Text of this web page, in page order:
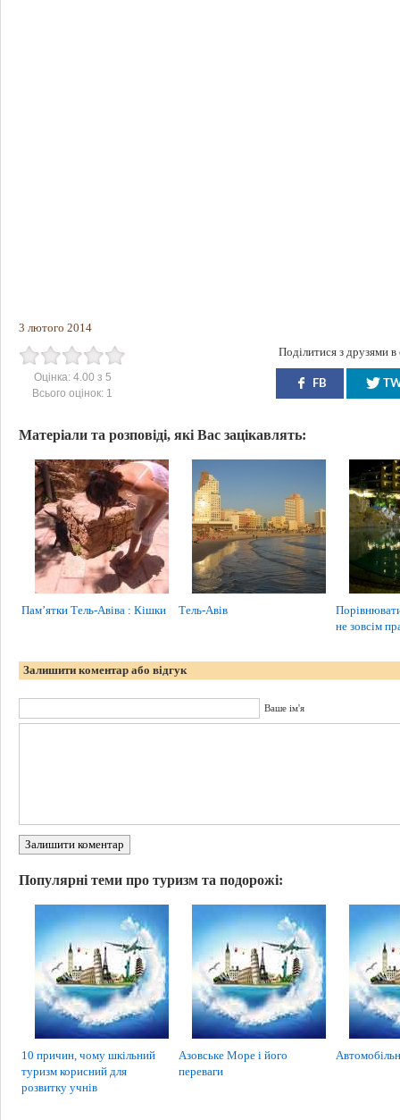
3 лютого 2014
Оцінка: 4.00 з 5
Всього оцінок: 1
Поділитися з друзями
FB
Матеріали та розповіді, які Вас зацікавлять:
Пам’ятки Тель-Авіва : Кішки Тель-Авів
не зовсім
Залишити коментар або відгук
Ваше ім'я
Залишити коментар
Популярні теми про туризм та подорожі:
10 причин, чому шкільний
туризм корисний для
розвитку учнів
Азовське Море і його
переваги